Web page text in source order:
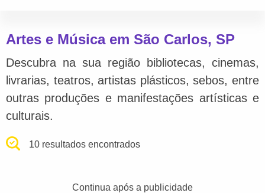
Artes e Música em São Carlos, SP
Descubra na sua região bibliotecas, cinemas,
livrarias, teatros, artistas plásticos, sebos, entre
outras produções e manifestações artísticas e
culturais.
10 resultados encontrados
Continua após a publicidade